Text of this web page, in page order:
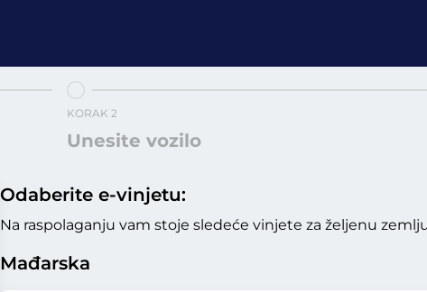
KORAK 2
Unesite vozilo
Odaberite e-vinjetu:
Na raspolaganju vam stoje sledeće vinjete za željenu
Mađarska